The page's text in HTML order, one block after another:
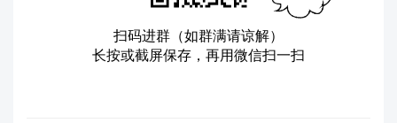
扫码进群（如群满请谅解）
长按或截屏保存，再用微信扫一扫